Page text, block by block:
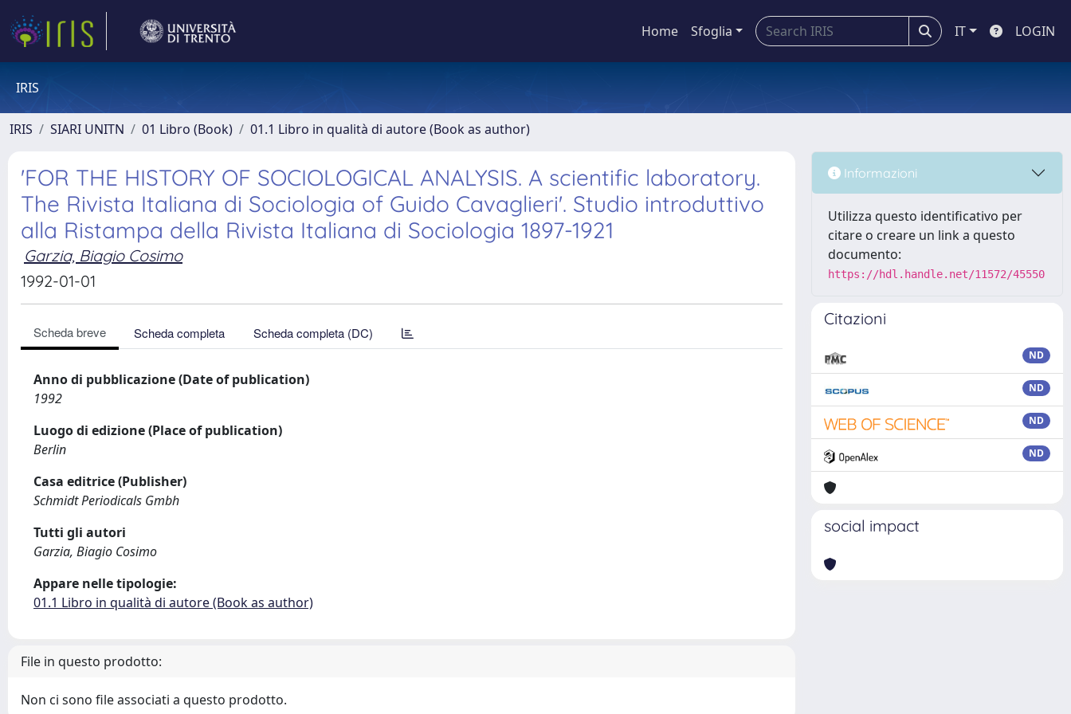
Home Sfoglia IT LOGIN
IRIS
IRIS SIARI UNITN 01 Libro (Book) 01.1 Libro in qualità di autore (Book as author)
'FOR THE HISTORY OF SOCIOLOGICAL ANALYSIS. A scientific laboratory.
The Rivista Italiana di Sociologia of Guido Cavaglieri'. Studio introduttivo
alla Ristampa della Rivista Italiana di Sociologia 1897-1921
Garzia, Biagio Cosimo
1992-01-01
Scheda breve Scheda completa Scheda completa (DC)
Anno di pubblicazione (Date of publication)
1992
Luogo di edizione (Place of publication)
Berlin
Casa editrice (Publisher)
Schmidt Periodicals Gmbh
Tutti gli autori
Garzia, Biagio Cosimo
Appare nelle tipologie:
01.1 Libro in qualità di autore (Book as author)
File in questo prodotto:
Non ci sono file associati a questo prodotto.
Informazioni
Utilizza questo identificativo per
citare o creare un link a questo
documento:
https://hdl.handle.net/11572/45550
Citazioni
ND
ND
ND
ND
social impact